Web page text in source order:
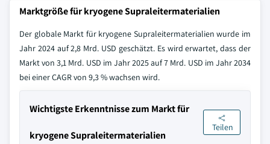
Marktgröße für kryogene Supraleitermaterialien
Der globale Markt für kryogene Supraleitermaterialien wurde im
Jahr 2024 auf 2,8 Mrd. USD geschätzt. Es wird erwartet, dass der
Markt von 3,1 Mrd. USD im Jahr 2025 auf 7 Mrd. USD im Jahr 2034
bei einer CAGR von 9,3 % wachsen wird.
Wichtigste Erkenntnisse zum Markt für
kryogene Supraleitermaterialien
Teilen